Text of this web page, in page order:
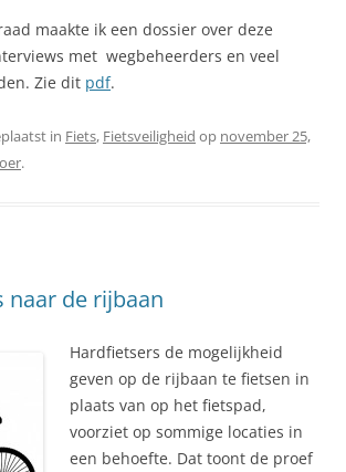
maakte ik een dossier over deze
met wegbeheerders en veel
Zie dit pdf.
in Fiets, Fietsveiligheid op november 25,
.
naar de rijbaan
Hardfietsers de mogelijkheid
geven op de rijbaan te fietsen in
plaats van op het fietspad,
voorziet op sommige locaties in
een behoefte. Dat toont de proef